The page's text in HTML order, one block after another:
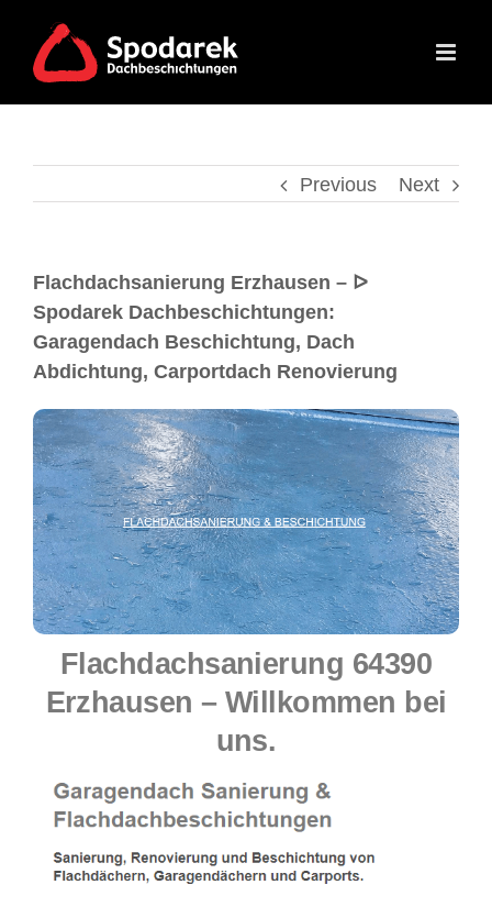
Previous Next
Flachdachsanierung Erzhausen – ᐅ
Spodarek Dachbeschichtungen:
Garagendach Beschichtung, Dach
Abdichtung, Carportdach Renovierung
Flachdachsanierung 64390
Erzhausen – Willkommen bei
uns.